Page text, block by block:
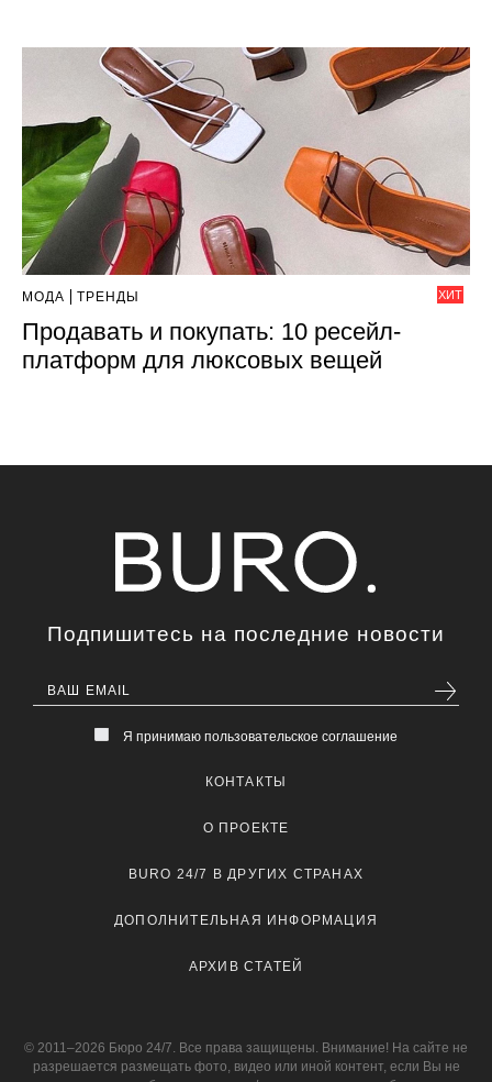
ХИТ
МОДА ТРЕНДЫ
Продавать и покупать: 10 ресейл-
платформ для люксовых вещей
Подпишитесь на последние новости
Я принимаю пользовательское соглашение
КОНТАКТЫ
О ПРОЕКТЕ
BURO 24/7 В ДРУГИХ СТРАНАХ
ДОПОЛНИТЕЛЬНАЯ ИНФОРМАЦИЯ
АРХИВ СТАТЕЙ
© 2011–2026 Бюро 24/7. Все права защищены. Внимание! На сайте не
разрешается размещать фото, видео или иной контент, если Вы не